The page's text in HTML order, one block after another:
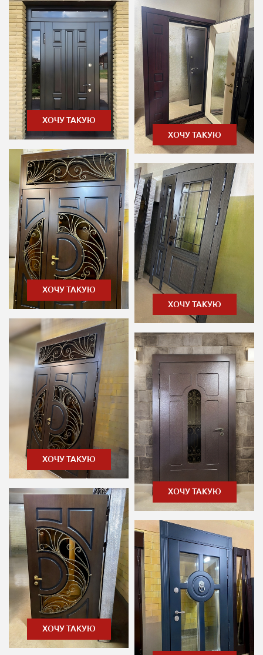
ХОЧУ ТАКУЮ
ХОЧУ ТАКУЮ
ХОЧУ ТАКУЮ
ХОЧУ ТАКУЮ
ХОЧУ ТАКУЮ
ХОЧУ ТАКУЮ
ХОЧУ ТАКУЮ